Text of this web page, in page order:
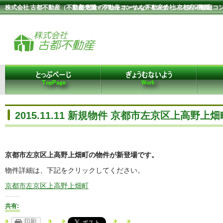
株式会社 古都不動産（不動産売買・不動産コンサルティング・レンタル農園）
京都 岩倉のアットホームな不動産会社 京都府不動産
2015.11.11 新規物件 京都市左京区上高野上畑
京都市左京区上高野上畑町の物件が新登場です。
物件詳細は、下記をクリックしてください。
京都市左京区上高野上畑町
共有:
印刷